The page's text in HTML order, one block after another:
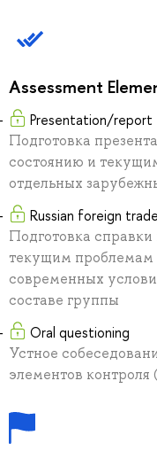
Assessment
Presentation/report
Подготовка
состоянию и
отдельных
Russian foreign
Подготовка
текущим проблемам
современных
составе группы
Oral questioning
Устное
элементов